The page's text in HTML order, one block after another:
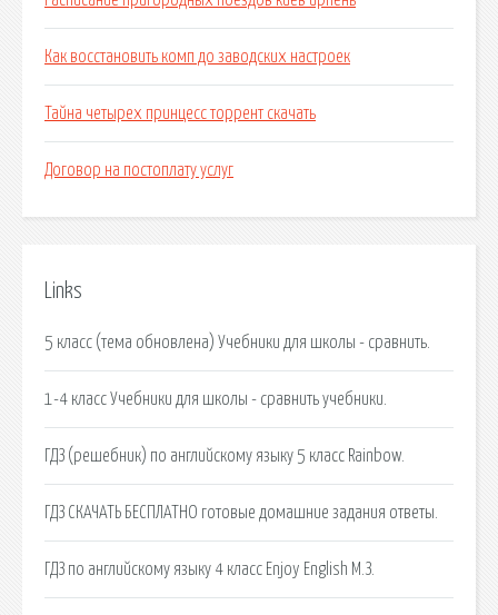
Как восстановить комп до заводских настроек
Тайна четырех принцесс торрент скачать
Договор на постоплату услуг
Links
5 класс (тема обновлена) Учебники для школы - сравнить.
1-4 класс Учебники для школы - сравнить учебники.
ГДЗ (решебник) по английскому языку 5 класс Rainbow.
ГДЗ СКАЧАТЬ БЕСПЛАТНО готовые домашние задания ответы.
ГДЗ по английскому языку 4 класс Enjoy English М.З.